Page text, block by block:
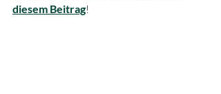
diesem Beitrag!